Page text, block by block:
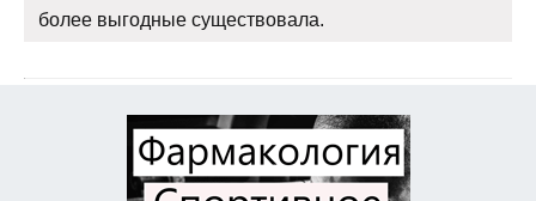
более выгодные существовала.